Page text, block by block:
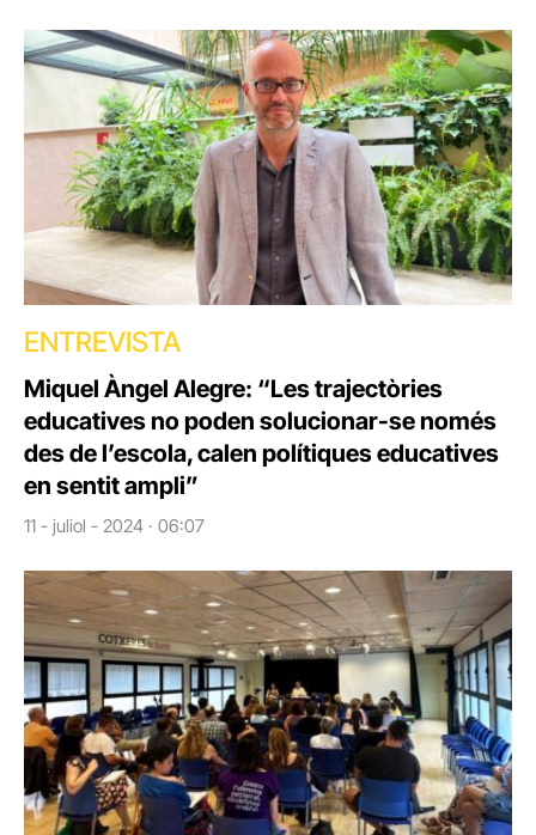
ENTREVISTA
Miquel Àngel Alegre: “Les trajectòries
educatives no poden solucionar-se només
des de l’escola, calen polítiques educatives
en sentit ampli”
11 - juliol - 2024 · 06:07